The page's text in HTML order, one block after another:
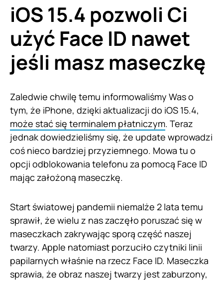
iOS 15.4 pozwoli Ci
użyć Face ID nawet
jeśli masz maseczkę
Zaledwie chwilę temu informowaliśmy Was o
tym, że iPhone, dzięki aktualizacji do iOS 15.4,
może stać się terminalem płatniczym. Teraz
jednak dowiedzieliśmy się, że update wprowadzi
coś nieco bardziej przyziemnego. Mowa tu o
opcji odblokowania telefonu za pomocą Face ID
mając założoną maseczkę.
Start światowej pandemii niemalże 2 lata temu
sprawił, że wielu z nas zaczęło poruszać się w
maseczkach zakrywając sporą część naszej
twarzy. Apple natomiast porzuciło czytniki linii
papilarnych właśnie na rzecz Face ID. Maseczka
sprawia, że obraz naszej twarzy jest zaburzony,